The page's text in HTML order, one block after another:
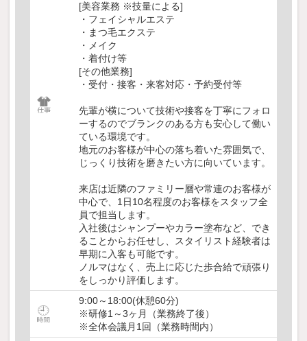
[美容業務 ※技量による]
・フェイシャルエステ
・まつ毛エクステ
・メイク
・着付け等
[その他業務]
・受付・接客・来客対応・予約受付等
先輩が横について技術や接客を丁寧にフォロ
ーするのでブランクのある方も安心して働い
ている環境です。
地元のお客様が中心の落ち着いた雰囲気で、
じっくり技術を磨きたい方に向いています。
来店は近隣のファミリー層や常連のお客様が
中心で、1日10名程度のお客様をスタッフ全
員で担当します。
入社後はシャンプーやカラー塗布など、でき
ることからお任せし、スタイリスト経験者は
早期に入客も可能です。
ノルマはなく、売上に応じた歩合給で頑張り
をしっかり評価します。
9:00～18:00(休憩60分)
※研修1～3ヶ月（業務終了後）
※全体会議月1回（業務時間内）